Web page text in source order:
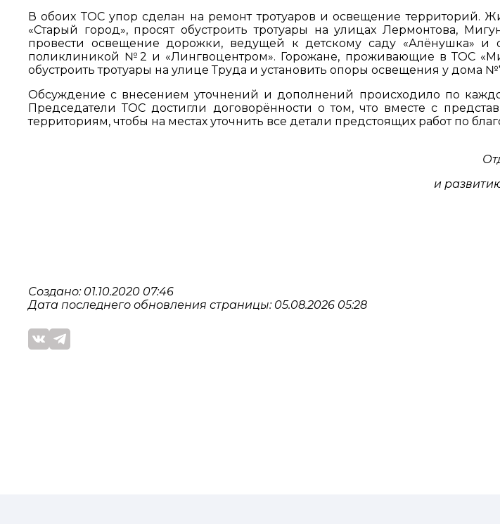
В обоих ТОС упор сделан на ремонт тротуаров и освещение территорий.
«Старый город», просят обустроить тротуары на улицах Лермонтова,
провести освещение дорожки, ведущей к детскому саду «Алёнушка» и
поликлиникой №2 и «Лингвоцентром». Горожане, проживающие в ТОС
обустроить тротуары на улице Труда и установить опоры освещения у дома
Обсуждение с внесением уточнений и дополнений происходило по
Председатели ТОС достигли договорённости о том, что вместе с
территориям, чтобы на местах уточнить все детали предстоящих работ по
и
Создано: 01.10.2020 07:46
Дата последнего обновления страницы: 05.08.2026 05:28